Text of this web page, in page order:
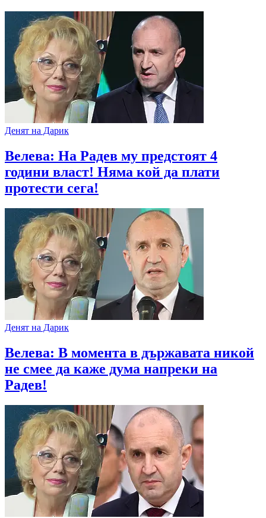
Денят на Дарик
Велева: На Радев му предстоят 4
години власт! Няма кой да плати
протести сега!
Денят на Дарик
Велева: В момента в държавата никой
не смее да каже дума напреки на
Радев!